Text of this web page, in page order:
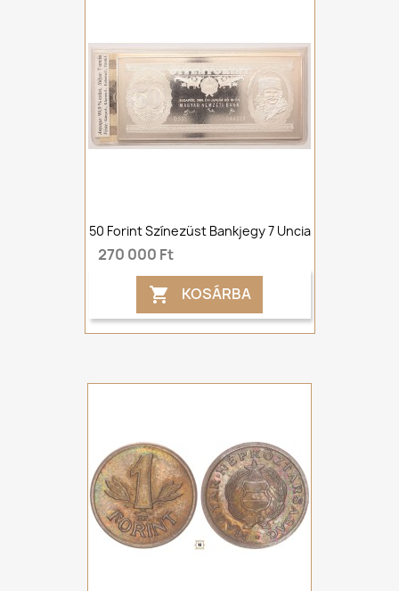
50 Forint Színezüst Bankjegy 7 Uncia
270 000 Ft
 KOSÁRBA